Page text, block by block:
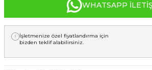
WHATSAPP
İşletmenize özel fiyatlandırma için
bizden teklif alabilirsiniz.